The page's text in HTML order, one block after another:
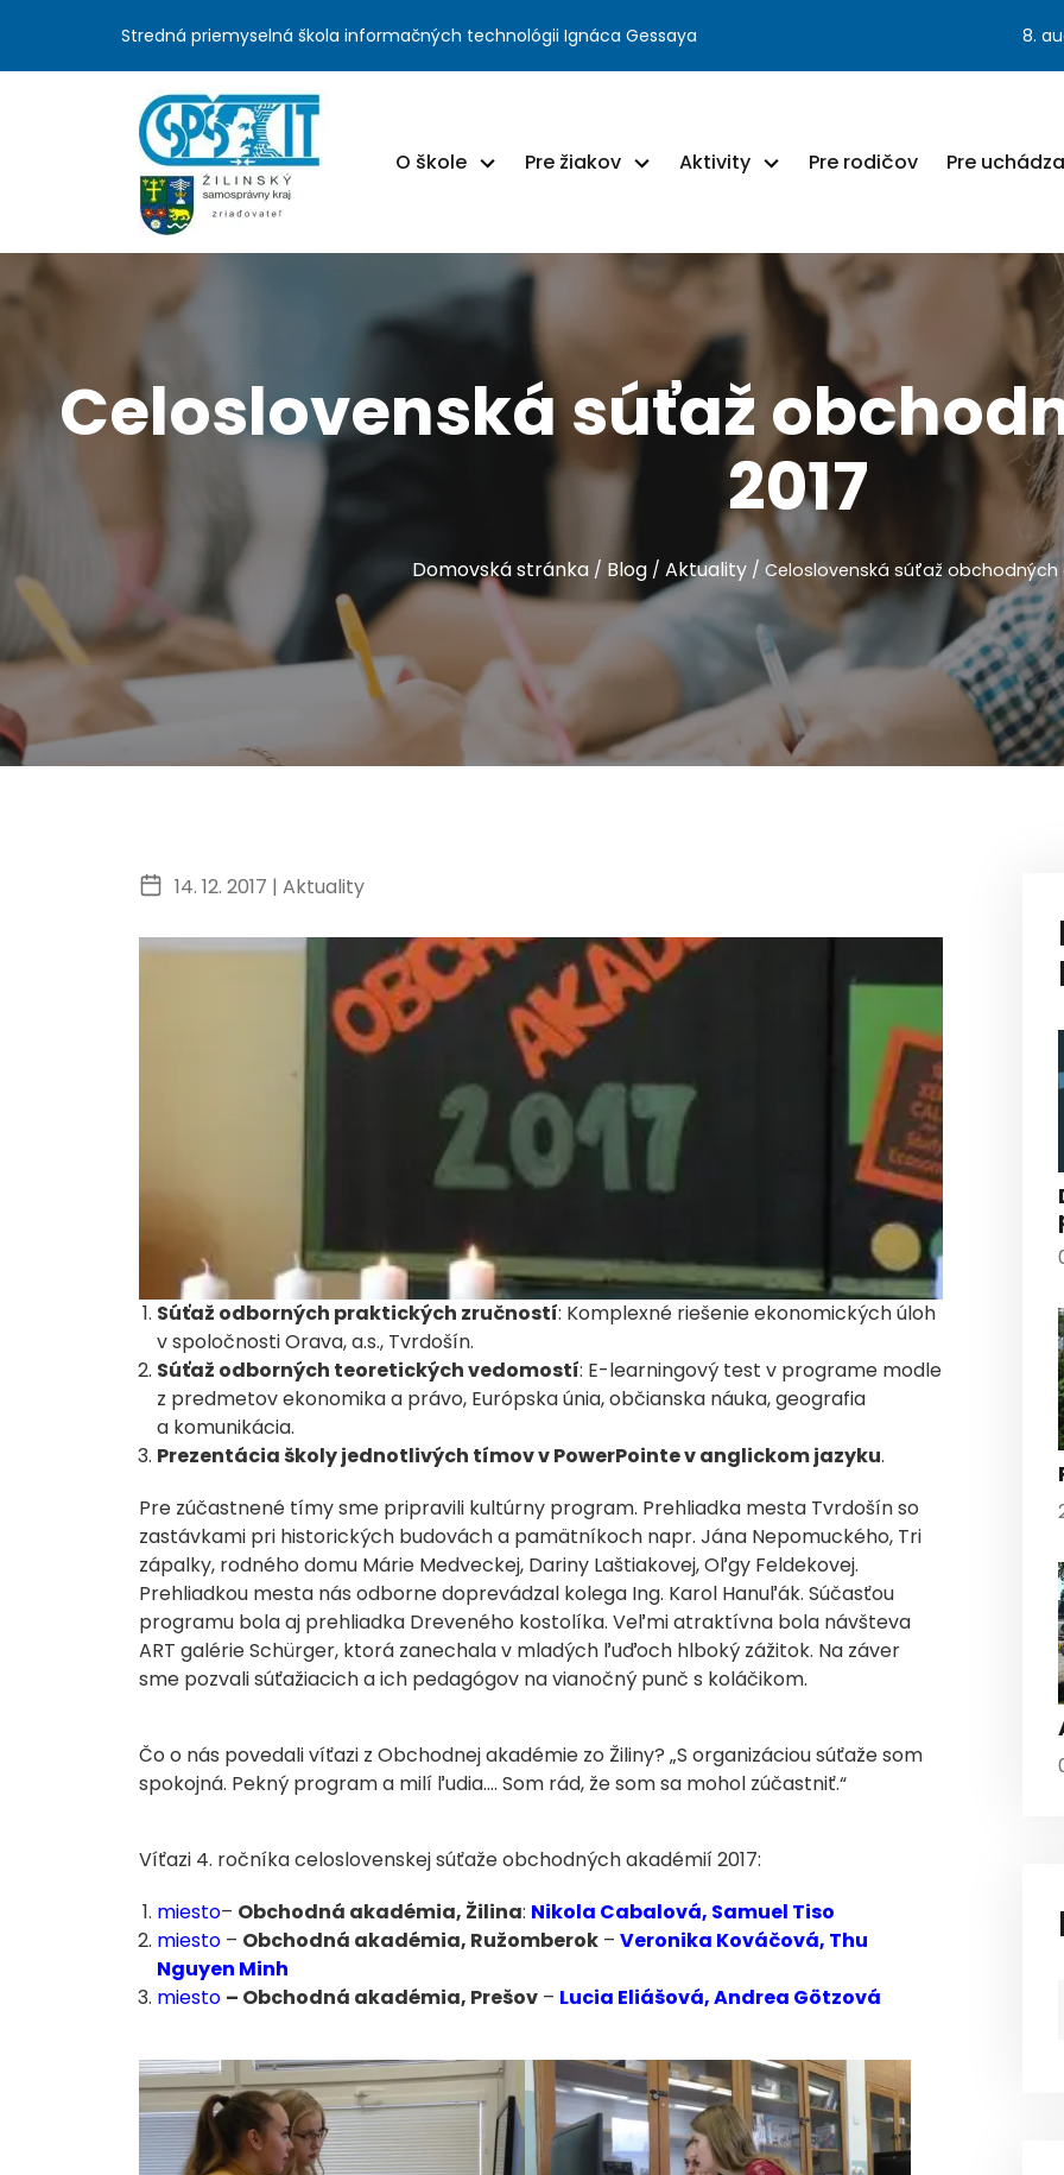
Stredná priemyselná škola informačných technológii Ignáca Gessaya 8.
O škole Pre žiakov Aktivity Pre rodičov Pre
Celoslovenská súťaž
2017
Domovská stránka / Blog / Aktuality / Celoslovenská súťaž obchodných
14. 12. 2017 | Aktuality
Súťaž odborných praktických zručností: Komplexné riešenie ekonomických úloh
v spoločnosti Orava, a.s., Tvrdošín.
Súťaž odborných teoretických vedomostí: E-learningový test v programe modle
z predmetov ekonomika a právo, Európska únia, občianska náuka, geografia
a komunikácia.
Prezentácia školy jednotlivých tímov v PowerPointe v anglickom jazyku.
Pre zúčastnené tímy sme pripravili kultúrny program. Prehliadka mesta Tvrdošín so
zastávkami pri historických budovách a pamätníkoch napr. Jána Nepomuckého, Tri
zápalky, rodného domu Márie Medveckej, Dariny Laštiakovej, Oľgy Feldekovej.
Prehliadkou mesta nás odborne doprevádzal kolega Ing. Karol Hanuľák. Súčasťou
programu bola aj prehliadka Dreveného kostolíka. Veľmi atraktívna bola návšteva
ART galérie Schürger, ktorá zanechala v mladých ľuďoch hlboký zážitok. Na záver
sme pozvali súťažiacich a ich pedagógov na vianočný punč s koláčikom.
Čo o nás povedali víťazi z Obchodnej akadémie zo Žiliny? „S organizáciou súťaže som
spokojná. Pekný program a milí ľudia…. Som rád, že som sa mohol zúčastniť.“
Víťazi 4. ročníka celoslovenskej súťaže obchodných akadémií 2017:
miesto– Obchodná akadémia, Žilina: Nikola Cabalová, Samuel Tiso
miesto – Obchodná akadémia, Ružomberok – Veronika Kováčová, Thu
Nguyen Minh
miesto – Obchodná akadémia, Prešov – Lucia Eliášová, Andrea Götzová